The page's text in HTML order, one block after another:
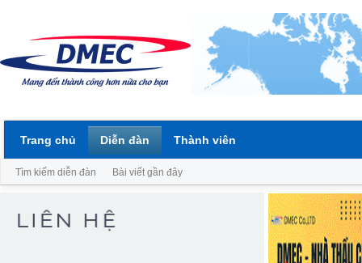
Trang chủ Diễn đàn
Tìm kiếm diễn đàn Bài viết gần đây
Thành viên